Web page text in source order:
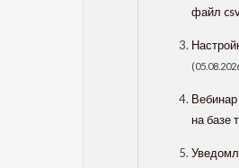
файл
Вебинар
на базе